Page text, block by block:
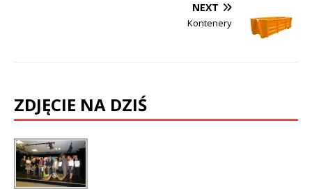
NEXT
Kontenery
ZDJĘCIE NA DZIŚ